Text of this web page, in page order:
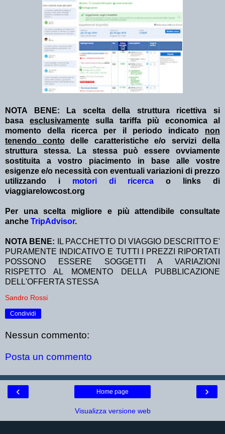
NOTA BENE: La scelta della struttura ricettiva si
basa esclusivamente sulla tariffa più economica al
momento della ricerca per il periodo indicato non
tenendo contodelle caratteristiche e/o servizi della
struttura stessa. La stessa può essere ovviamente
sostituita a vostro piacimento in base alle vostre
esigenze e/o necessità con eventuali variazioni di prezzo
utilizzando i motori di ricerca o links di
viaggiarelowcost.org
Per una scelta migliore e più attendibile consultate
anche TripAdvisor.
NOTA BENE:
IL PACCHETTO DI VIAGGIO DESCRITTO E'
PURAMENTE INDICATIVO E TUTTI I PREZZI RIPORTATI
POSSONO ESSERE SOGGETTI A VARIAZIONI
RISPETTO AL MOMENTO DELLA PUBBLICAZIONE
DELL'OFFERTA STESSA
Sandro Rossi
Condividi
Nessun commento:
Posta un commento
‹ ›
Home page
Visualizza versione web